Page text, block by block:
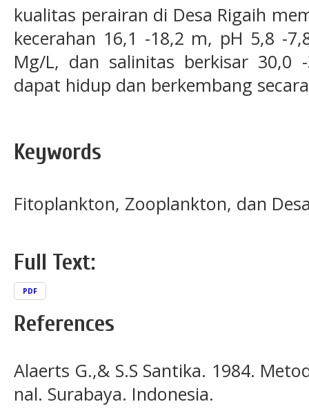
kualitas perairan di Desa Rigaih
kecerahan 16,1 -18,2 m, pH 5,8 -
Mg/L, dan salinitas berkisar 30,0
dapat hidup dan berkembang
Keywords
Fitoplankton, Zooplankton, dan
Full Text:
PDF
References
Alaerts G.,& S.S Santika. 1984.
nal. Surabaya. Indonesia.